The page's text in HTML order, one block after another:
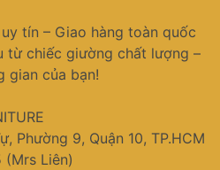
tín – Giao hàng toàn quốc
từ chiếc giường chất lượng –
gian của bạn!
Phường 9, Quận 10, TP.HCM
Liên)